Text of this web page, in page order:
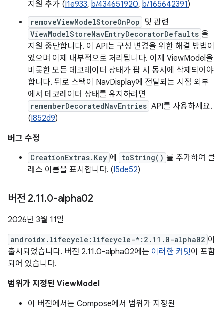
지원 추가 (I1e933, b/434651920, b/165642391)
removeViewModelStoreOnPop 및 관련
ViewModelStoreNavEntryDecoratorDefaults 을
지원 중단합니다. 이 API는 구성 변경을 위한 해결 방법이
었으며 이제 내부적으로 처리됩니다. 이제 ViewModel을
비롯한 모든 데코레이터 상태가 팝 시 동시에 삭제되어야
합니다. 뒤로 스택이 NavDisplay에 전달되는 시점 외부
에서 데코레이터 상태를 유지하려면
rememberDecoratedNavEntries API를 사용하세요.
(I852d9)
버그 수정
CreationExtras.Key 에 toString() 를 추가하여 클
래스 이름을 표시합니다. (I5de52)
버전 2.11.0-alpha02
2026년 3월 11일
androidx.lifecycle:lifecycle-*:2.11.0-alpha02 이
출시되었습니다. 버전 2.11.0-alpha02에는 이러한 커밋이 포함
되어 있습니다.
범위가 지정된 ViewModel
이 버전에서는 Compose에서 범위가 지정된